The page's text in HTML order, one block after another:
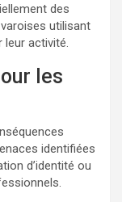
des
utilisant
leur activité.
les
identifiées
d’identité ou